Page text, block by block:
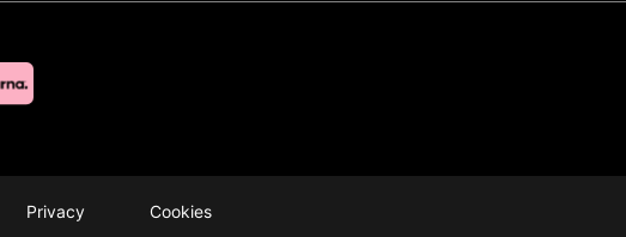
Privacy Cookies